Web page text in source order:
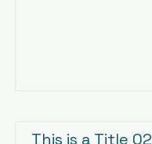
This is a Title 02